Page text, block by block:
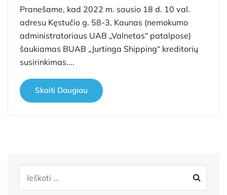
Pranešame, kad 2022 m. sausio 18 d. 10 val.
adresu Kęstučio g. 58-3, Kaunas (nemokumo
administratoriaus UAB „Valnetas“ patalpose)
šaukiamas BUAB „Jurtinga Shipping“ kreditorių
susirinkimas....
Skaiti Daugiau